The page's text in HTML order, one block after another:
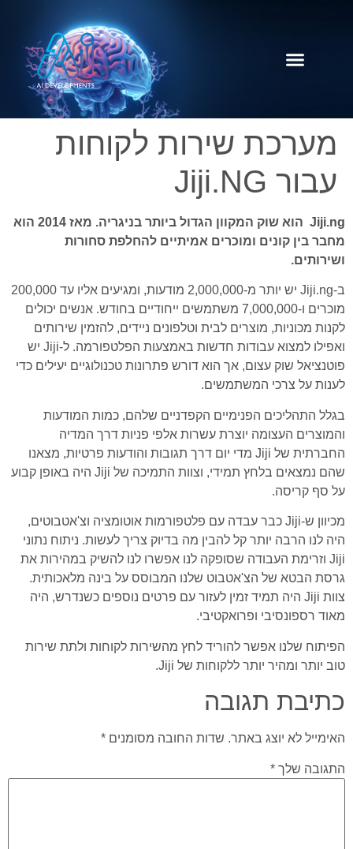
מערכת שירות לקוחות
עבור Jiji.NG
Jiji.ng הוא שוק המקוון הגדול ביותר בניגריה. מאז 2014 הוא
מחבר בין קונים ומוכרים אמיתיים להחלפת סחורות
ושירותים.
ב-Jiji.ng יש יותר מ-2,000,000 מודעות, ומגיעים אליו עד 200,000
מוכרים ו-7,000,000 משתמשים ייחודיים בחודש. אנשים יכולים
לקנות מכוניות, מוצרים לבית וטלפונים ניידים, להזמין שירותים
ואפילו למצוא עבודות חדשות באמצעות הפלטפורמה. ל-Jiji יש
פוטנציאל שוק עצום, אך הוא דורש פתרונות טכנולוגיים יעילים כדי
לענות על צרכי המשתמשים.
בגלל התהליכים הפנימיים הקפדניים שלהם, כמות המודעות
והמוצרים העצומה יוצרת עשרות אלפי פניות דרך המדיה
החברתית של Jiji מדי יום דרך תגובות והודעות פרטיות, מצאנו
שהם נמצאים בלחץ תמידי, וצוות התמיכה של Jiji היה באופן קבוע
על סף קריסה.
מכיוון ש-Jiji כבר עבדה עם פלטפורמות אוטומציה וצ'אטבוטים,
היה לנו הרבה יותר קל להבין מה בדיוק צריך לעשות. ניתוח נתוני
Jiji וזרימת העבודה שסופקה לנו אפשרו לנו להשיק במהירות את
גרסת הבטא של הצ'אטבוט שלנו המבוסס על בינה מלאכותית.
צוות Jiji היה תמיד זמין לעזור עם פרטים נוספים כשנדרש, היה
מאוד רספונסיבי ופרואקטיבי.
הפיתוח שלנו אפשר להוריד לחץ מהשירות לקוחות ולתת שירות
טוב יותר ומהיר יותר ללקוחות של Jiji.
כתיבת תגובה
האימייל לא יוצג באתר. שדות החובה מסומנים *
התגובה שלך *